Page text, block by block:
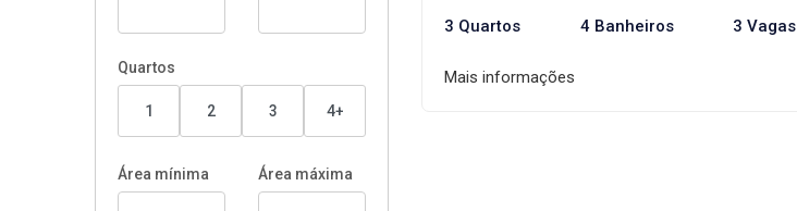
Quartos
1 2 3 4+
Área mínima Área máxima
3 Quartos 4 Banheiros 3 Vagas
Mais informações